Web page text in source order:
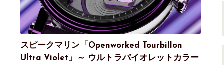
スピークマリン「Openworked Tourbillon
Ultra Violet」～ ウルトラバイオレットカラー